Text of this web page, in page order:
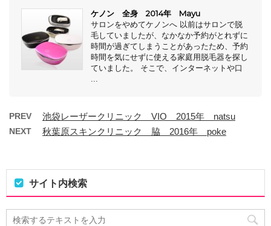
ケノン 全身 2014年 Mayu
サロンをやめてケノンへ 以前はサロンで脱
毛していましたが、なかなか予約がとれずに
時間が過ぎてしまうことがあったため、予約
時間を気にせずに使える家庭用脱毛器を探し
ていました。 そこで、インターネットや口
...
PREV 池袋レーザークリニック VIO 2015年 natsu
NEXT 秋葉原スキンクリニック 脇 2016年 poke
サイト内検索